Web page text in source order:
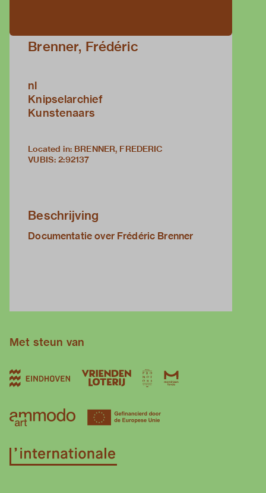
Brenner, Frédéric
nl
Knipselarchief
Kunstenaars
Located in: BRENNER, FREDERIC
VUBIS: 2:92137
Beschrijving
Documentatie over Frédéric Brenner
Met steun van